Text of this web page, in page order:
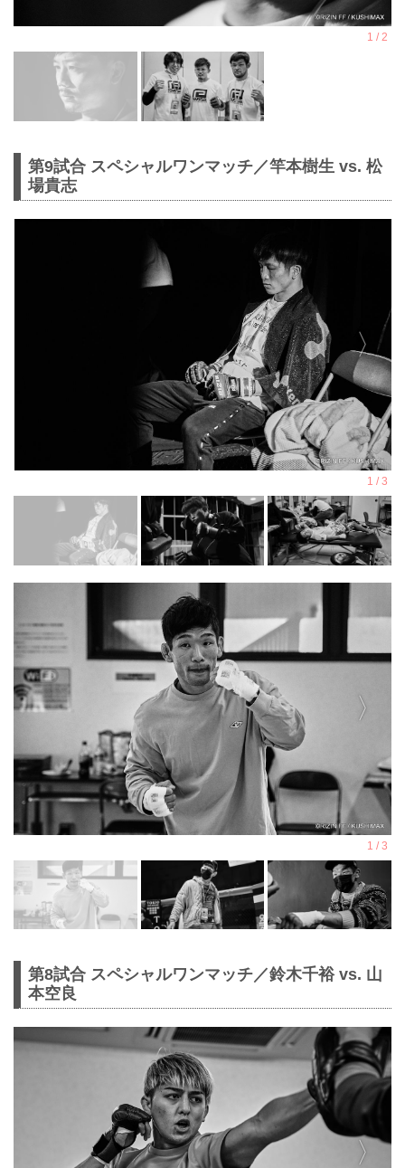
第9試合 スペシャルワンマッチ／竿本樹生 vs. 松
場貴志
第8試合 スペシャルワンマッチ／鈴木千裕 vs. 山
本空良